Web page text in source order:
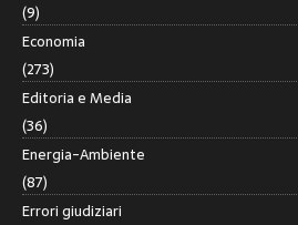
(9)
Economia
(273)
Editoria e Media
(36)
Energia-Ambiente
(87)
Errori giudiziari